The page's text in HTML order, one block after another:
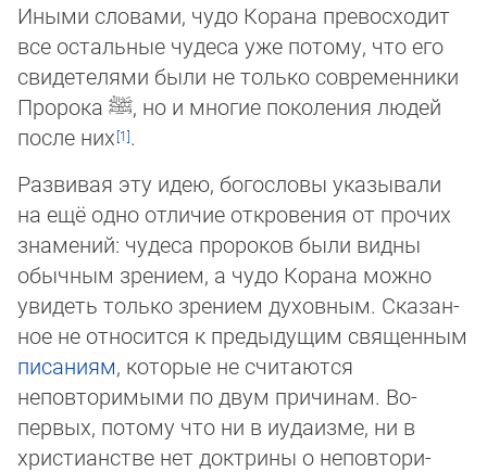
Иными словами, чудо Корана превосходит
все ос­таль­ные чудеса уже потому, что его
свидетелями были не только современники
Про­ро­ка ﷺ, но и многие поколения людей
после них
.
Развивая эту идею, богословы указывали
на ещё одно отличие откровения от прочих
знамений: чудеса пророков были вид­ны
обычным зрением, а чудо Корана можно
уви­деть только зрением духовным. Ска­зан­
ное не относится к предыдущим священным
писаниям, которые не считаются
неповторимыми по двум причинам. Во-
первых, по­то­му что ни в иудаизме, ни в
христианстве нет доктрины о неповто­ри­